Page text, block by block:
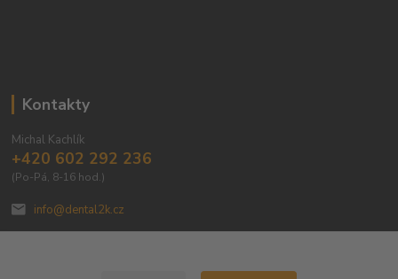
Kontakty
Michal Kachlík
+420 602 292 236
(Po-Pá, 8-16 hod.)
info@dental2k.cz